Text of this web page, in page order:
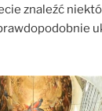
znaleźć